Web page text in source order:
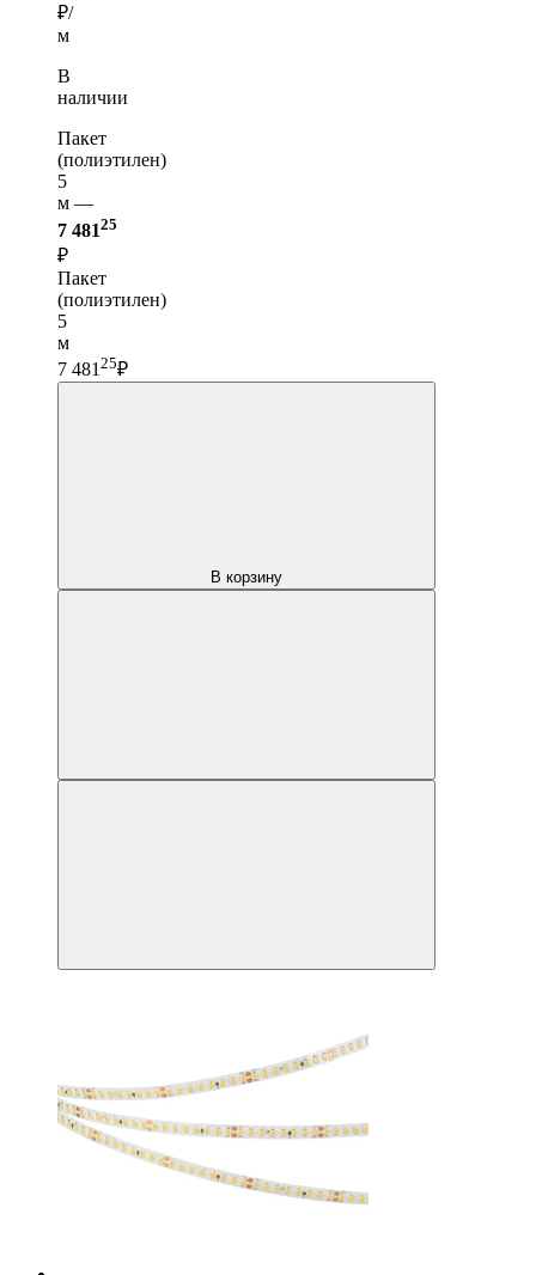
₽/
м
В
наличии
Пакет
(полиэтилен)
5
м —
7 48125
₽
Пакет
(полиэтилен)
5
м
7 481 25₽
В корзину